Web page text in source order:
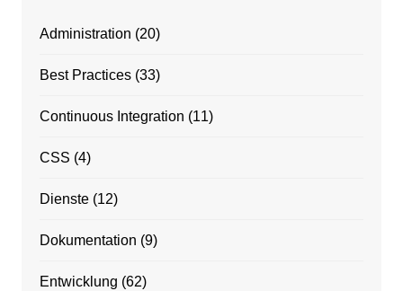
Administration (20)
Best Practices(33)
Continuous Integration (11)
CSS (4)
Dienste(12)
Dokumentation (9)
Entwicklung (62)